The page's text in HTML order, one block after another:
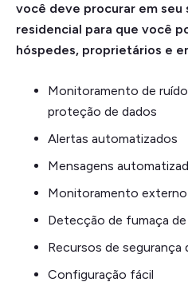
você deve procurar em
residencial para que você
hóspedes, proprietários e
Monitoramento de
proteção de dados
Alertas automatizados
Mensagens
Monitoramento externo
Detecção de fumaça
Recursos de segurança
Configuração fácil